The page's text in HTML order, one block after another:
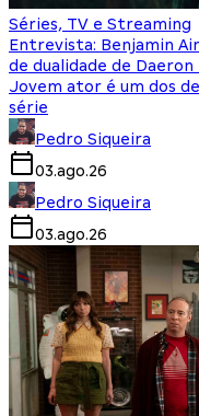
Séries, TV e Streaming
Entrevista: Benjamin
de dualidade de Daeron
Jovem ator é um dos
série
Pedro Siqueira
03.ago.26
Pedro Siqueira
03.ago.26